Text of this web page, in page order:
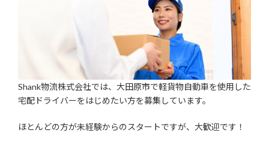
Shank物流株式会社では、大田原市で軽貨物自動車を使用した
宅配ドライバーをはじめたい方を募集しています。
ほとんどの方が未経験からのスタートですが、大歓迎です！